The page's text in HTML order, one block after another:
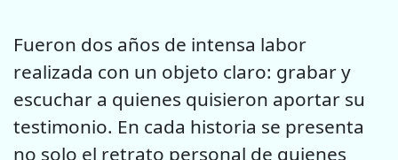
Fueron dos años de intensa labor
realizada con un objeto claro: grabar y
escuchar a quienes quisieron aportar su
testimonio. En cada historia se presenta
no solo el retrato personal de quienes